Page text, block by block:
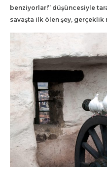
benziyorlar!” düşüncesiyle
savaşta ilk ölen şey, gerçeklik